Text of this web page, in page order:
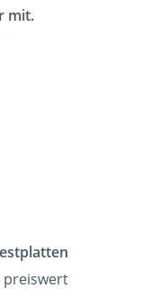
mit.
preiswert